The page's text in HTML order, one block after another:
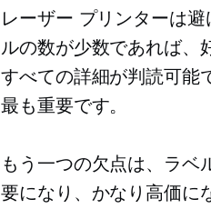
レーザー プリンターは
ルの数が少数であれば、
すべての詳細が判読可能
最も重要です。
もう一つの欠点は、ラベ
要になり、かなり高価に